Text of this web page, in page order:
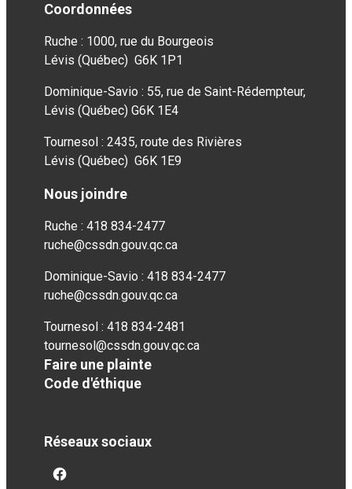
Coordonnées
Ruche : 1000, rue du Bourgeois
Lévis (Québec) G6K 1P1
Dominique-Savio : 55, rue de Saint-Rédempteur,
Lévis (Québec) G6K 1E4
Tournesol : 2435, route des Rivières
Lévis (Québec) G6K 1E9
Nous joindre
Ruche : 418 834-2477
ruche@cssdn.gouv.qc.ca
Dominique-Savio : 418 834-2477
ruche@cssdn.gouv.qc.ca
Tournesol : 418 834-2481
tournesol@cssdn.gouv.qc.ca
Faire une plainte
Code d'éthique
Réseaux sociaux
facebook